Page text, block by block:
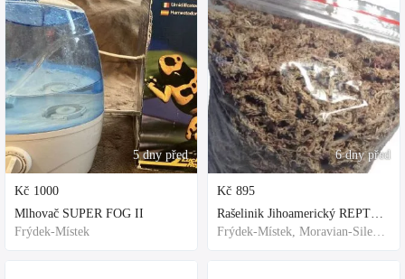
5 dny před
Kč 1000
Mlhovač SUPER FOG II
Frýdek-Místek
6 dny před
Kč 895
Rašelinik Jihoamerický REPTER - 5 balení - 500g -
Frýdek-Místek, Moravian-Silesian Region,Others